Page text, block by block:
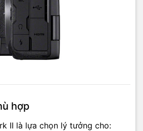
hợp
II là lựa chọn lý tưởng cho: